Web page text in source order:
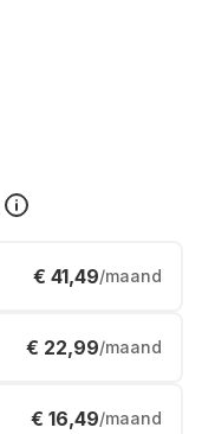
€ 41,49/maand
€ 22,99/maand
€ 16,49/maand